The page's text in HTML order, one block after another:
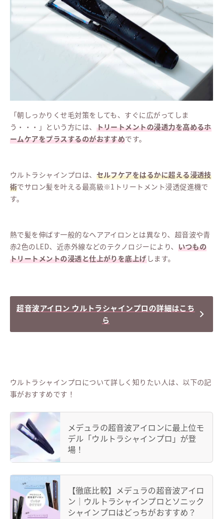
「朝しっかりくせ毛対策をしても、すぐに広がってしま
う・・・」という方には、 トリートメントの浸透力を高めるホ
ームケアをプラスするのがおすすめです。
ウルトラシャインプロは、 セルフケアをはるかに超える浸透技
術でサロン髪を叶える最高級※1トリートメント浸透促進機で
す。
熱で髪を伸ばす一般的なヘアアイロンとは異なり、超音波や青
赤2色のLED、近赤外線などのテクノロジーにより、 いつもの
トリートメントの浸透と仕上がりを底上げします。
超音波アイロン ウルトラシャインプロの詳細はこち
ら
ウルトラシャインプロについて詳しく知りたい人は、以下の記
事がおすすめです！
メデュラの超音波アイロンに最上位モ
デル「ウルトラシャインプロ」が登
場！
【徹底比較】メデュラの超音波アイロ
ン｜ウルトラシャインプロとソニック
シャインプロはどっちがおすすめ？